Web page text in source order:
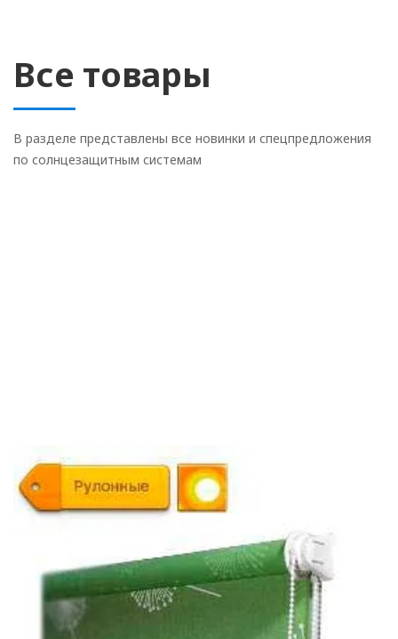
Все товары
В разделе представлены все новинки и спецпредложения
по солнцезащитным системам